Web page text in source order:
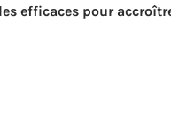
efficaces pour